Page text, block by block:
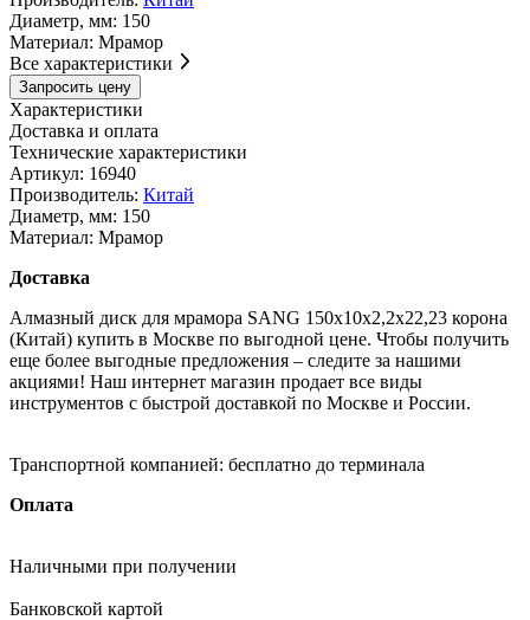
Диаметр, мм: 150
Материал: Мрамор
Все характеристики
Запросить цену
Характеристики
Доставка и оплата
Технические характеристики
Артикул: 16940
Производитель: Китай
Диаметр, мм: 150
Материал: Мрамор
Доставка
Алмазный диск для мрамора SANG 150x10x2,2x22,23 корона
(Китай) купить в Москве по выгодной цене. Чтобы получить
еще более выгодные предложения – следите за нашими
акциями! Наш интернет магазин продает все виды
инструментов с быстрой доставкой по Москве и России.
Транспортной компанией: бесплатно до терминала
Оплата
Наличными при получении
Банковской картой